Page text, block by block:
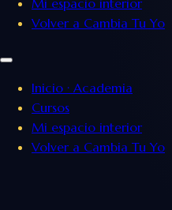
Mi espacio interior
Volver a Cambia Tu Yo
Inicio · Academia
Cursos
Mi espacio interior
Volver a Cambia Tu Yo